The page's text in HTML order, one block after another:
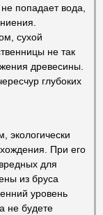
попадает вода,
сухой
не так
древесины.
глубоких
экологически
При его
для
из бруса
уровень
не будете